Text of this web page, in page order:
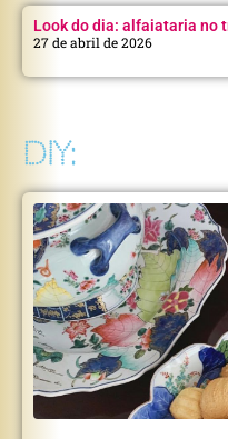
Look do dia: alfaiataria no
27 de abril de 2026
DIY: